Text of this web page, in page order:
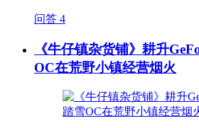
问答 4
《牛仔镇杂货铺》耕升
OC在荒野小镇经营烟火